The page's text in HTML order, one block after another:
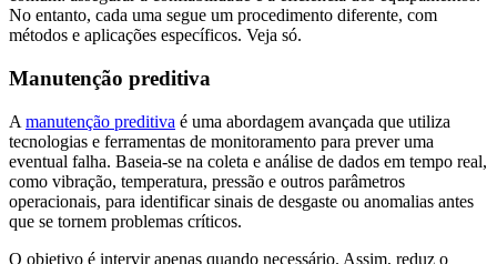
No entanto, cada uma segue um procedimento diferente, com
métodos e aplicações específicos. Veja só.
Manutenção preditiva
A manutenção preditiva é uma abordagem avançada que utiliza
tecnologias e ferramentas de monitoramento para prever uma
eventual falha. Baseia-se na coleta e análise de dados em tempo real,
como vibração, temperatura, pressão e outros parâmetros
operacionais, para identificar sinais de desgaste ou anomalias antes
que se tornem problemas críticos.
O objetivo é intervir apenas quando necessário. Assim, reduz o